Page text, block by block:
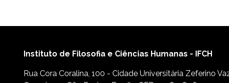
Instituto de Filosofia e Ciências Humanas - IFCH
Rua Cora Coralina, 100 - Cidade Universitária Zeferino